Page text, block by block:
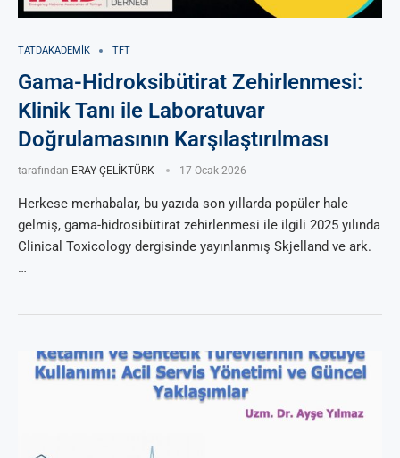
TATDAKADEMIK TFT
Gama-Hidroksibütirat Zehirlenmesi:
Klinik Tanı ile Laboratuvar
Doğrulamasının Karşılaştırılması
tarafından ERAY ÇELİKTÜRK 17 Ocak 2026
Herkese merhabalar, bu yazıda son yıllarda popüler hale
gelmiş, gama-hidrosibütirat zehirlenmesi ile ilgili 2025 yılında
Clinical Toxicology dergisinde yayınlanmış Skjelland ve ark.
…